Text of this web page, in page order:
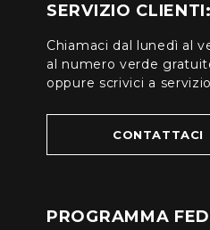
SERVIZIO CLIENTI:
Chiamaci dal lunedì al
al numero verde
oppure scrivici a
CONTATTACI
PROGRAMMA